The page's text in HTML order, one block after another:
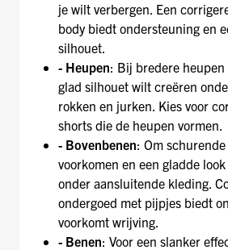
je wilt verbergen. Een
body biedt ondersteuning en
silhouet.
- Heupen: Bij bredere heupen
glad silhouet wilt creëren
rokken en jurken. Kies voor
shorts die de heupen vormen.
- Bovenbenen: Om
voorkomen en een gladde
onder aansluitende kleding.
ondergoed met pijpjes biedt
voorkomt wrijving.
- Benen: Voor een slanker